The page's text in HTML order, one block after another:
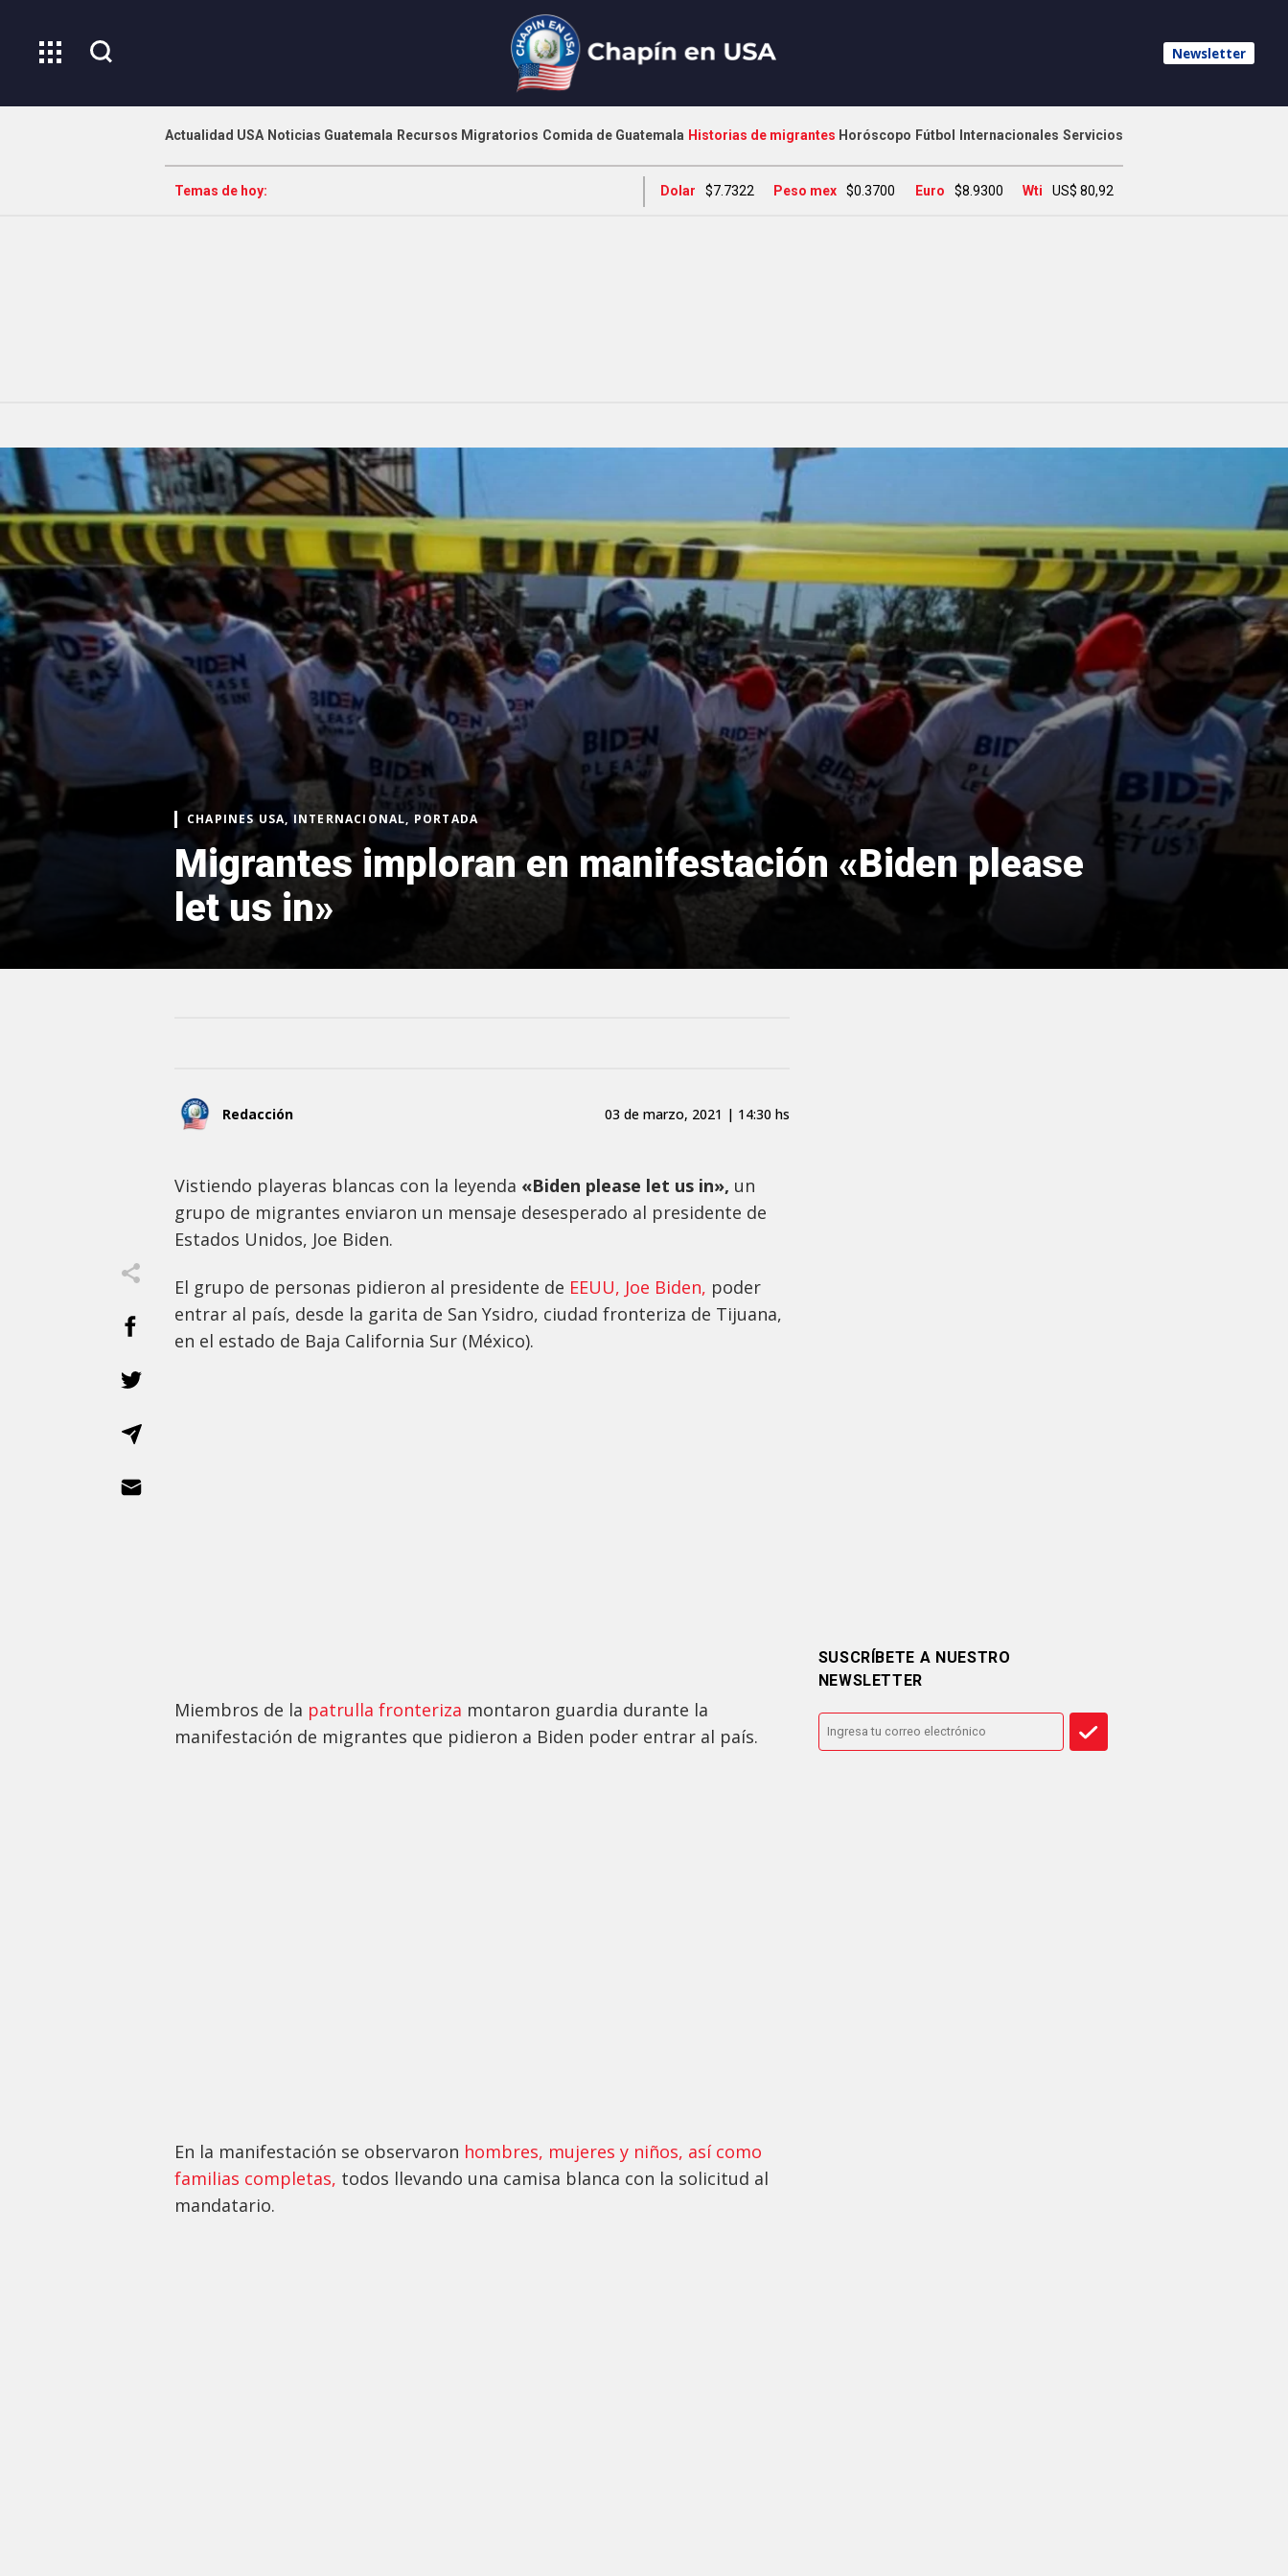
Newsletter
Actualidad USA Noticias Guatemala Recursos Migratorios Comida de Guatemala Historias de migrantes Horóscopo Fútbol Internacionales Servicios
Temas de hoy: Dolar $7.7322 Peso mex $0.3700 Euro $8.9300 Wti US$ 80,92
CHAPINES USA, INTERNACIONAL, PORTADA
Migrantes imploran en manifestación «Biden please
let us in»
Redacción 03 de marzo, 2021 | 14:30 hs
Vistiendo playeras blancas con la leyenda «Biden please let us in», un
grupo de migrantes enviaron un mensaje desesperado al presidente de
Estados Unidos, Joe Biden.
El grupo de personas pidieron al presidente de EEUU, Joe Biden, poder
entrar al país, desde la garita de San Ysidro, ciudad fronteriza de Tijuana,
en el estado de Baja California Sur (México).
Miembros de la patrulla fronteriza montaron guardia durante la
manifestación de migrantes que pidieron a Biden poder entrar al país.
En la manifestación se observaron hombres, mujeres y niños, así como
familias completas, todos llevando una camisa blanca con la solicitud al
mandatario.
SUSCRÍBETE A NUESTRO
NEWSLETTER